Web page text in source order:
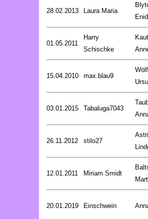
28.02.2013 Laura Maria
Enid
01.05.2011
Harry
Schischke
15.04.2010 max.blau9
03.01.2015 Tabaluga7043
26.11.2012 stilo27
12.01.2011 Miriam Smidt
20.01.2019 Einschwein